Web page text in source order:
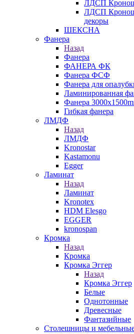
ЛДСП
ЛДСП
декоры
ШЕКСНА
Фанера
Назад
Фанера
ФАНЕРА ФК
Фанера ФСФ
Фанера для
Ламинированная
Фанера
Гибкая фанера
ЛМДФ
Назад
ЛМДФ
Kronostar
Kastamonu
Egger
Ламинат
Назад
Ламинат
Kronotex
HDM Elesgo
EGGER
kronospan
Кромка
Назад
Кромка
Кромка Эггер
Назад
Кромка Эггер
Белые
Однотонные
Древесные
Фантазийные
Столешницы и